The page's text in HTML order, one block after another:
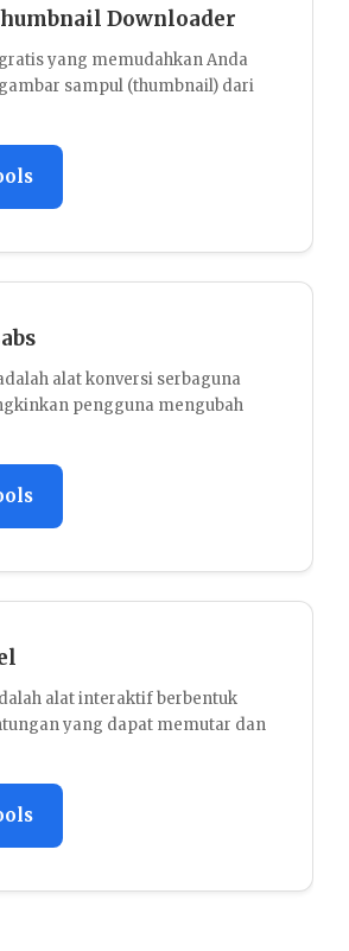
Time Zone Converter
Time Zone Converter adalah alat
mengubah waktu dari satu zona ke
untuk membuat invoice profesional
WhatsApp Link Generator
WhatsApp otomat...